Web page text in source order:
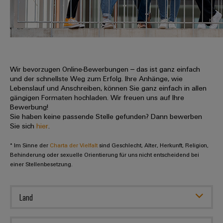
erlebbar
werden.
Datencenter
Produkte
für
Rechenzentren
–
effizient,
zuverlässig,
skalierbar
Energiespeicher
Lösungen
und
Anschlusstechnologie
DC-
u-
OS
Edge
Computing
Industrial
5G
Single
Leiterplattenklemmen
Gehäusesysteme
komponenten
Kabeleinführungssysteme
und
-
komponenten
Anschlussleitungen,
Patchkabel
Fast
Delivery
Beratung
und
digitale
Planung
easyConnect
-
Ihre
uns
Promotionfahrzeug
Distribution
Info
für
unsere
Partner
Vertrieb
Weidmüller
Zahlen
Unser
Vorstand
Nachhaltigkeit
Academy
People
Karriere
Stellen
für
Berufserfahrene
Für
Studierende
Werkstudententätigkeiten
Praktika
Abschlussarbeiten
Wir bevorzugen Online-Bewerbungen – das ist ganz einfach
und der schnellste Weg zum Erfolg. Ihre Anhänge, wie
Lebenslauf und Anschreiben, können Sie ganz einfach in allen
gängigen Formaten hochladen. Wir freuen uns auf Ihre
Bewerbung!
Sie haben keine passende Stelle gefunden? Dann bewerben
Sie sichhier
* Im Sinne der Charta der Vielfalt sind Geschlecht, Alter, Herkunft, Religion,
Behinderung oder sexuelle Orientierung für uns nicht entscheidend bei
einer Stellenbesetzung.
Land